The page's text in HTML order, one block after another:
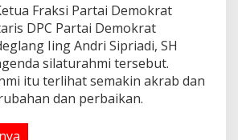
Fraksi Partai Demokrat
DPC Partai Demokrat
Iing Andri Sipriadi, SH
silaturahmi tersebut.
itu terlihat semakin akrab dan
dan perbaikan.